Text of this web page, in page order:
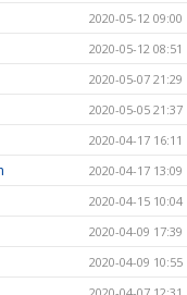
2020-05-12 09:00
2020-05-12 08:51
2020-05-07 21:29
2020-05-05 21:37
2020-04-17 16:11
2020-04-17 13:09
2020-04-15 10:04
2020-04-09 17:39
2020-04-09 10:55